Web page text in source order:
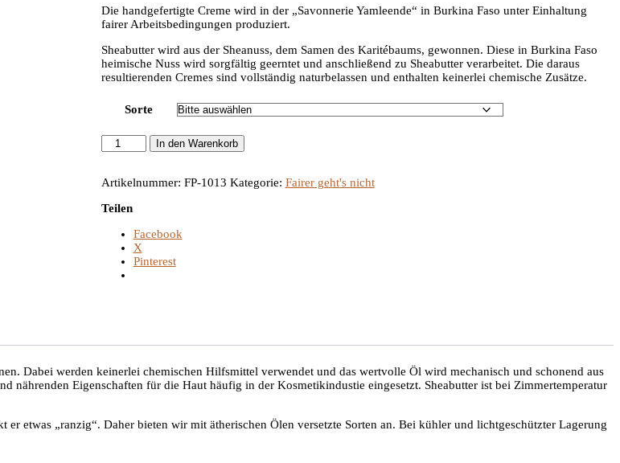
Die handgefertigte Creme wird in der „Savonnerie Yamleende“ in Burkina Faso unter Einhaltung
fairer Arbeitsbedingungen produziert.
Sheabutter wird aus der Sheanuss, dem Samen des Karitébaums, gewonnen. Diese in Burkina Faso
heimische Nuss wird sorgfältig geerntet und anschließend zu Sheabutter verarbeitet. Die daraus
resultierenden Cremes sind vollständig naturbelassen und enthalten keinerlei chemische Zusätze.
Sorte
Sheabuttercreme
Menge
In den Warenkorb
Artikelnummer: FP-1013 Kategorie: Fairer geht's nicht
Teilen
Facebook
X
Pinterest
Dabei werden keinerlei chemischen Hilfsmittel verwendet und das wertvolle Öl wird mechanisch und schonend aus
nährenden Eigenschaften für die Haut häufig in der Kosmetikindustie eingesetzt. Sheabutter ist bei Zimmertemperatur
etwas „ranzig“. Daher bieten wir mit ätherischen Ölen versetzte Sorten an. Bei kühler und lichtgeschützter Lagerung